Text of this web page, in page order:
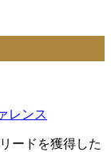
ードを獲得した